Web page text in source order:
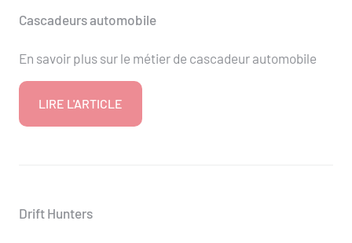
Cascadeurs automobile
En savoir plus sur le métier de cascadeur automobile
LIRE L'ARTICLE
Drift Hunters